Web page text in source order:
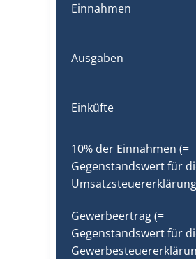
Einnahmen
Ausgaben
Einküfte
10% der Einnahmen (=
Gegenstandswert für
Gewerbeertrag (=
Gegenstandswert für